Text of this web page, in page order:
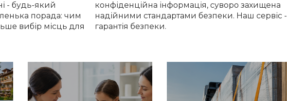
- будь-який
порада: чим
вибір місць для
конфіденційна інформація, суворо захищена
надійними стандартами безпеки. Наш сервіс -
гарантія безпеки.